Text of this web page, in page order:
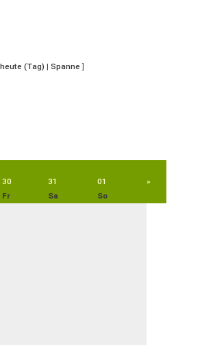
heute (Tag) | Spanne ]
30 31 01
»
Fr Sa
So